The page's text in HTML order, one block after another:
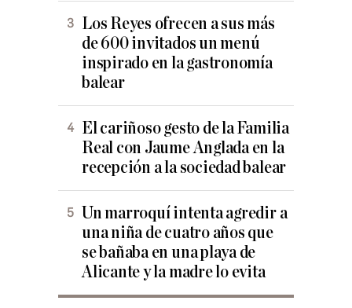
Los Reyes ofrecen a sus más
de 600 invitados un menú
inspirado en la gastronomía
balear
El cariñoso gesto de la Familia
Real con Jaume Anglada en la
recepción a la sociedad balear
Un marroquí intenta agredir a
una niña de cuatro años que
se bañaba en una playa de
Alicante y la madre lo evita